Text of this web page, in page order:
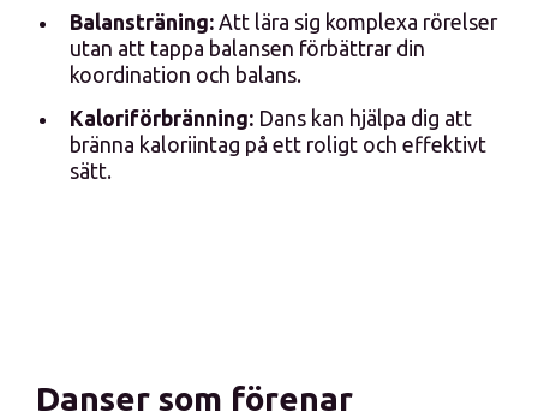
Balansträning: Att lära sig komplexa rörelser
utan att tappa balansen förbättrar din
koordination och balans.
Kaloriförbränning: Dans kan hjälpa dig att
bränna kaloriintag på ett roligt och effektivt
sätt.
Danser som förenar